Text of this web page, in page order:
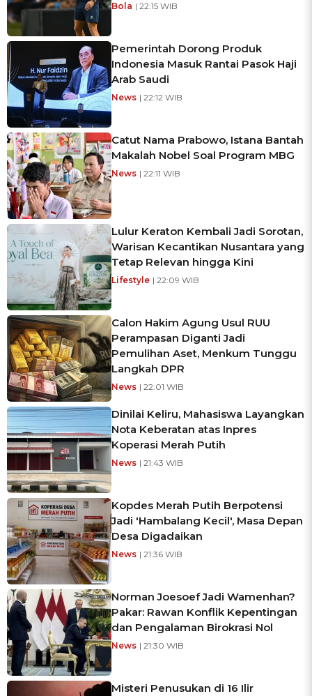
Bola | 22:15 WIB
Pemerintah Dorong Produk
Indonesia Masuk Rantai Pasok Haji
Arab Saudi
News | 22:12 WIB
Catut Nama Prabowo, Istana Bantah
Makalah Nobel Soal Program MBG
News | 22:11 WIB
Lulur Keraton Kembali Jadi Sorotan,
Warisan Kecantikan Nusantara yang
Tetap Relevan hingga Kini
Lifestyle | 22:09 WIB
Calon Hakim Agung Usul RUU
Perampasan Diganti Jadi
Pemulihan Aset, Menkum Tunggu
Langkah DPR
News | 22:01 WIB
Dinilai Keliru, Mahasiswa Layangkan
Nota Keberatan atas Inpres
Koperasi Merah Putih
News | 21:43 WIB
Kopdes Merah Putih Berpotensi
Jadi 'Hambalang Kecil', Masa Depan
Desa Digadaikan
News | 21:36 WIB
Norman Joesoef Jadi Wamenhan?
Pakar: Rawan Konflik Kepentingan
dan Pengalaman Birokrasi Nol
News | 21:30 WIB
Misteri Penusukan di 16 Ilir